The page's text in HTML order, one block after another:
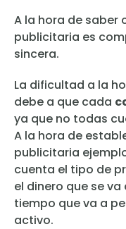
A la hora de
publicitaria es
sincera.
La dificultad a la
debe a que cada
ya que no todas
A la hora de
publicitaria
cuenta el tipo de
el dinero que se
tiempo que va a
activo.